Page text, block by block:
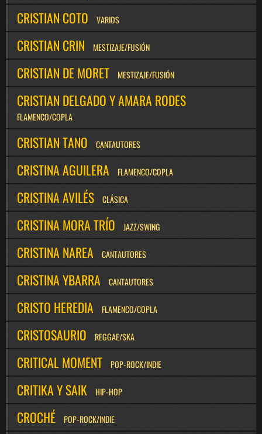
CRISTIAN COTO VARIOS
CRISTIAN CRIN MESTIZAJE/FUSIÓN
CRISTIAN DE MORET MESTIZAJE/FUSIÓN
CRISTIAN DELGADO Y AMARA RODES
FLAMENCO/COPLA
CRISTIAN TANO CANTAUTORES
CRISTINA AGUILERA FLAMENCO/COPLA
CRISTINA AVILÉS CLÁSICA
CRISTINA MORA TRÍO JAZZ/SWING
CRISTINA NAREA CANTAUTORES
CRISTINA YBARRA CANTAUTORES
CRISTO HEREDIA FLAMENCO/COPLA
CRISTOSAURIO REGGAE/SKA
CRITICAL MOMENT POP-ROCK/INDIE
CRITIKA Y SAIK HIP-HOP
CROCHÉ POP-ROCK/INDIE